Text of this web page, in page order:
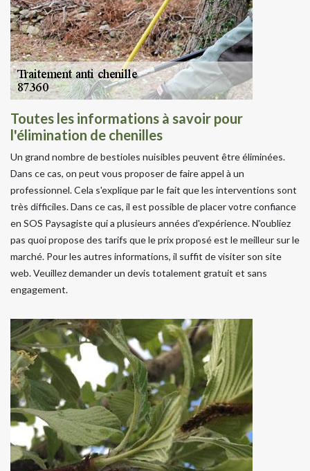
Toutes les informations à savoir pour
l'élimination de chenilles
Un grand nombre de bestioles nuisibles peuvent être éliminées.
Dans ce cas, on peut vous proposer de faire appel à un
professionnel. Cela s'explique par le fait que les interventions sont
très difficiles. Dans ce cas, il est possible de placer votre confiance
en SOS Paysagiste qui a plusieurs années d'expérience. N'oubliez
pas quoi propose des tarifs que le prix proposé est le meilleur sur le
marché. Pour les autres informations, il suffit de visiter son site
web. Veuillez demander un devis totalement gratuit et sans
engagement.